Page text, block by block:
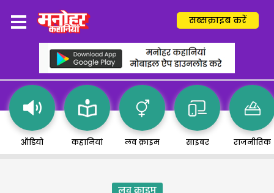
सब्सक्राइब करें
ऑडियो कहानियां लव क्राइम साइबर राजनीतिक